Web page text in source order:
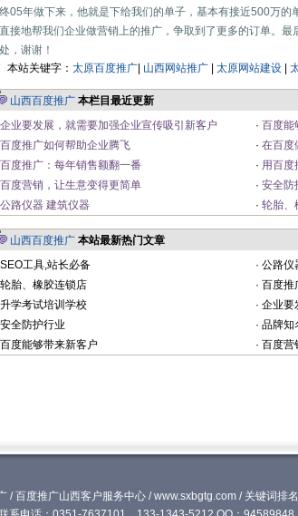
05年做下来，他就是下给我们的单子，基本有接近500万
接地帮我们企业做营销上的推广，争取到了更多的订单。
，谢谢！
本站关键字： 太原百度推广 山西网站推广 太原网站建设
山西百度推广 本栏目最近更新
企业要发展，就需要加强企业宣传吸引新客户 · 百度能
百度推广如何帮助企业腾飞 · 在百度
百度推广：每年销售额翻一番 · 用百度
百度营销，让生意变得更简单 · 安全防
公路仪器 建筑仪器 · 轮胎、
山西百度推广 本站最新热门文章
SEO工具,站长必备 · 公路仪
轮胎、橡胶连锁店 · 百度推
升学考试培训学校 · 企业要
安全防护行业 · 品牌知
百度能够带来新客户 · 百度营
/百度推广山西客户服务中心/www.sxbgtg.com/ 关键词排名